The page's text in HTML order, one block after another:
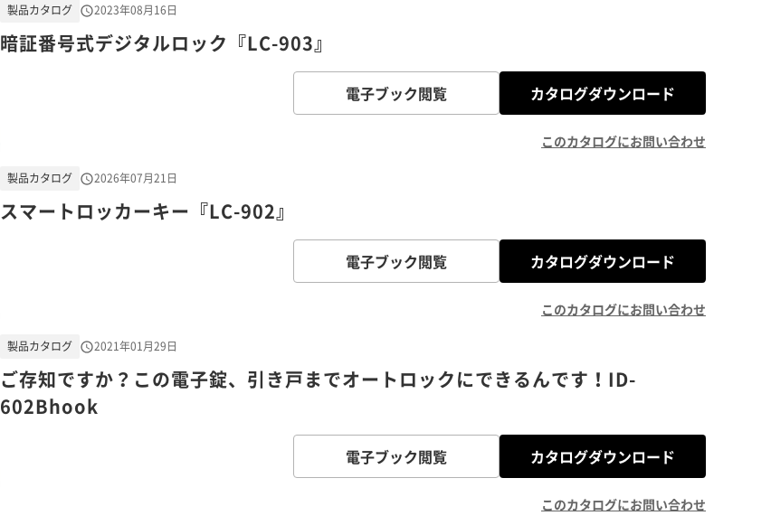
暗証番号式デジタルロック『LC-903』
製品カタログ 2023年08月16日
電子ブック閲覧 カタログダウンロード
このカタログにお問い合わせ
スマートロッカーキー『LC-902』
製品カタログ 2026年07月21日
電子ブック閲覧 カタログダウンロード
このカタログにお問い合わせ
ご存知ですか？この電子錠、引き戸までオートロックにできるんです！ID-
602Bhook
製品カタログ 2021年01月29日
電子ブック閲覧 カタログダウンロード
このカタログにお問い合わせ